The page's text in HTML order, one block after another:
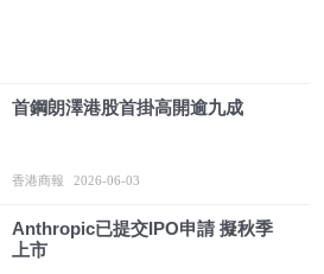
首鋼朗澤港股首掛高開逾九成
香港商報 2026-06-03
Anthropic已提交IPO申請 擬秋季
上市